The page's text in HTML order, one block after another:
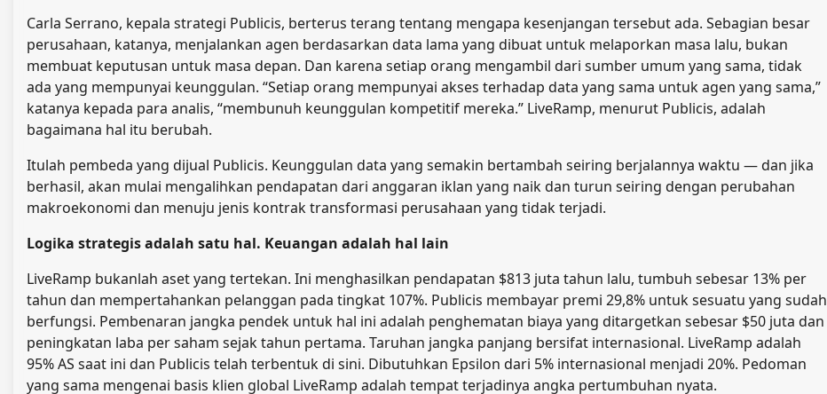
Carla Serrano, kepala strategi Publicis, berterus terang tentang mengapa kesenjangan tersebut ada. Sebagian besar
perusahaan, katanya, menjalankan agen berdasarkan data lama yang dibuat untuk melaporkan masa lalu, bukan
membuat keputusan untuk masa depan. Dan karena setiap orang mengambil dari sumber umum yang sama, tidak
ada yang mempunyai keunggulan. “Setiap orang mempunyai akses terhadap data yang sama untuk agen yang sama,”
katanya kepada para analis, “membunuh keunggulan kompetitif mereka.” LiveRamp, menurut Publicis, adalah
bagaimana hal itu berubah.
Itulah pembeda yang dijual Publicis. Keunggulan data yang semakin bertambah seiring berjalannya waktu — dan jika
berhasil, akan mulai mengalihkan pendapatan dari anggaran iklan yang naik dan turun seiring dengan perubahan
makroekonomi dan menuju jenis kontrak transformasi perusahaan yang tidak terjadi.
Logika strategis adalah satu hal. Keuangan adalah hal lain
LiveRamp bukanlah aset yang tertekan. Ini menghasilkan pendapatan $813 juta tahun lalu, tumbuh sebesar 13% per
tahun dan mempertahankan pelanggan pada tingkat 107%. Publicis membayar premi 29,8% untuk sesuatu yang sudah
berfungsi. Pembenaran jangka pendek untuk hal ini adalah penghematan biaya yang ditargetkan sebesar $50 juta dan
peningkatan laba per saham sejak tahun pertama. Taruhan jangka panjang bersifat internasional. LiveRamp adalah
95% AS saat ini dan Publicis telah terbentuk di sini. Dibutuhkan Epsilon dari 5% internasional menjadi 20%. Pedoman
yang sama mengenai basis klien global LiveRamp adalah tempat terjadinya angka pertumbuhan nyata.